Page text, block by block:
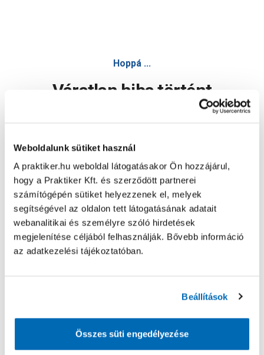
Weboldalunk sütiket használ
A praktiker.hu weboldal látogatásakor Ön hozzájárul,
hogy a Praktiker Kft. és szerződött partnerei
számítógépén sütiket helyezzenek el, melyek
segítségével az oldalon tett látogatásának adatait
webanalitikai és személyre szóló hirdetések
megjelenítése céljából felhasználják. Bővebb információ
az adatkezelési tájékoztatóban.
Beállítások
Összes süti engedélyezése
Hoppá ...
Váratlan hiba történt
Oldal újratöltése